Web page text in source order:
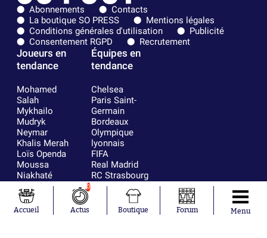
Abonnements
Contacts
La boutique SO PRESS
Mentions légales
Conditions générales d'utilisation
Publicité
Consentement RGPD
Recrutement
Joueurs en
tendance
Mohamed
Salah
Mykhailo
Mudryk
Neymar
Khalis Merah
Loïs Openda
Moussa
Niakhaté
Nicolás
Tagliafico
Pavel Šulc
Josh Maja
Équipes en
tendance
Chelsea
Paris Saint-
Germain
Bordeaux
Olympique
lyonnais
FIFA
Real Madrid
RC Strasbourg
AC Milan
RC Lens
Accueil
0
Actus Boutique Forum Menu